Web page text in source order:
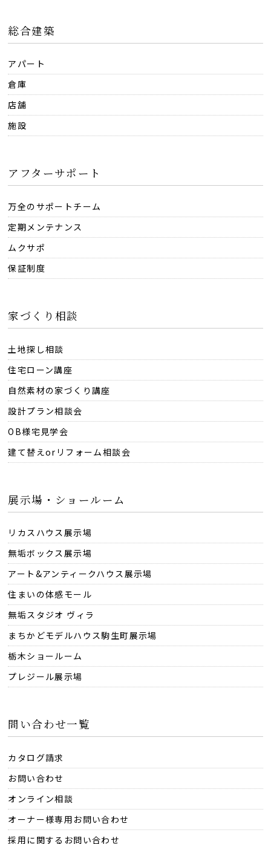
総合建築
アパート
倉庫
店舗
施設
アフターサポート
万全のサポートチーム
定期メンテナンス
ムクサポ
保証制度
家づくり相談
土地探し相談
住宅ローン講座
自然素材の家づくり講座
設計プラン相談会
OB様宅見学会
建て替えorリフォーム相談会
展示場・ショールーム
リカスハウス展示場
無垢ボックス展示場
アート&アンティークハウス展示場
住まいの体感モール
無垢スタジオ ヴィラ
まちかどモデルハウス駒生町展示場
栃木ショールーム
プレジール展示場
問い合わせ一覧
カタログ請求
お問い合わせ
オンライン相談
オーナー様専用お問い合わせ
採用に関するお問い合わせ